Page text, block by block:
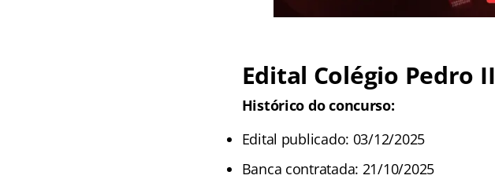
Edital Colégio Pedro II
Histórico do concurso:
Edital publicado: 03/12/2025
Banca contratada: 21/10/2025